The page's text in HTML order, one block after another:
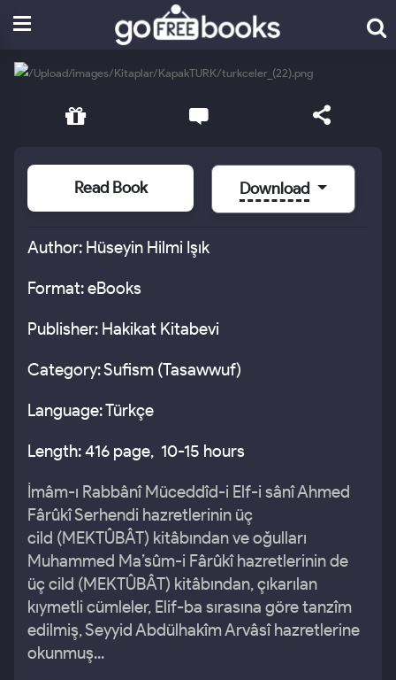
Read Book Download
Author: Hüseyin Hilmi Işık
Format: eBooks
Publisher: Hakikat Kitabevi
Category: Sufism (Tasawwuf)
Language: Türkçe
Length: 416 page, 10-15 hours
İmâm-ı Rabbânî Müceddîd-i Elf-i sânî Ahmed
Fârûkî Serhendi hazretlerinin üç
cild (MEKTÛBÂT) kitâbından ve oğulları
Muhammed Ma’sûm-i Fârûkî hazretlerinin de
üç cild (MEKTÛBÂT) kitâbından, çıkarılan
kıymetli cümleler, Elif-ba sırasına göre tanzîm
edilmiş, Seyyid Abdülhakîm Arvâsî hazretlerine
okunmuş...